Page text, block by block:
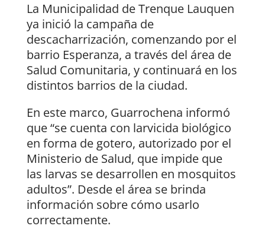
La Municipalidad de Trenque Lauquen
ya inició la campaña de
descacharrización, comenzando por el
barrio Esperanza, a través del área de
Salud Comunitaria, y continuará en los
distintos barrios de la ciudad.
En este marco, Guarrochena informó
que “se cuenta con larvicida biológico
en forma de gotero, autorizado por el
Ministerio de Salud, que impide que
las larvas se desarrollen en mosquitos
adultos”. Desde el área se brinda
información sobre cómo usarlo
correctamente.